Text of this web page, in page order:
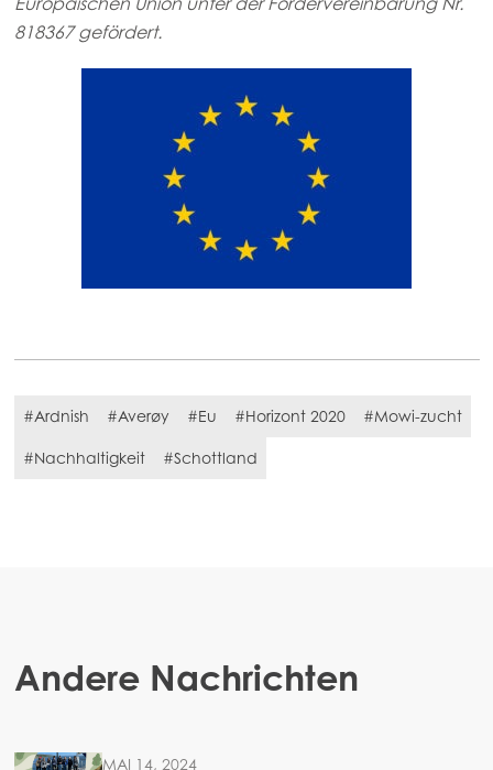
818367 gefördert.
#Ardnish #Averøy #Eu #Horizont 2020 #Mowi-zucht
#Nachhaltigkeit #Schottland
Andere Nachrichten
MAI 14, 2024